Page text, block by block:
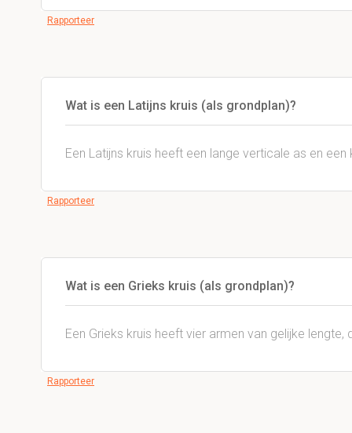
Rapporteer
Wat is een Latijns kruis (als grondplan)?
Een Latijns kruis heeft een lange verticale as en
Rapporteer
Wat is een Grieks kruis (als grondplan)?
Een Grieks kruis heeft vier armen van gelijke lengte,
Rapporteer